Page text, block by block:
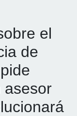
el
de
pide
asesor